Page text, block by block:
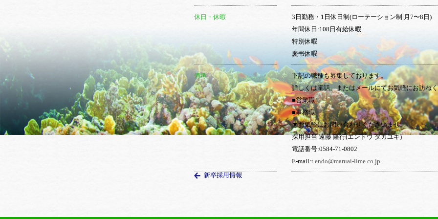
休日・休暇
3日勤務・1日休日制(ローテーション制|月7〜8日)
年間休日:108日有給休暇
特別休暇
慶弔休暇
備考
下記の職種も募集しております。
詳しくは電話、またはメールにてお気軽にお訪ね
■営業職
■事務職
▼お気軽にお問い合わせくださいませ。
採用担当 遠藤 隆行(エンドウ タカユキ)
電話番号:0584-71-0802
E-mail:t.endo@maruai-lime.co.jp